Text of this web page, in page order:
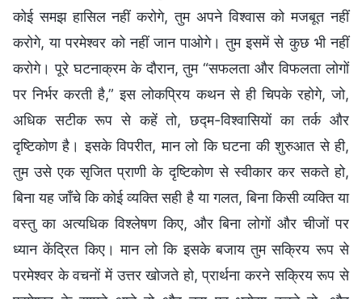
कोई समझ हासिल नहीं करोगे, तुम अपने विश्वास को मजबूत नहीं
करोगे, या परमेश्वर को नहीं जान पाओगे। तुम इसमें से कुछ भी नहीं
करोगे। पूरे घटनाक्रम के दौरान, तुम “सफलता और विफलता लोगों
पर निर्भर करती है,” इस लोकप्रिय कथन से ही चिपके रहोगे, जो,
अधिक सटीक रूप से कहें तो, छद्म-विश्वासियों का तर्क और
दृष्टिकोण है। इसके विपरीत, मान लो कि घटना की शुरुआत से ही,
तुम उसे एक सृजित प्राणी के दृष्टिकोण से स्वीकार कर सकते हो,
बिना यह जाँचे कि कोई व्यक्ति सही है या गलत, बिना किसी व्यक्ति या
वस्तु का अत्यधिक विश्लेषण किए, और बिना लोगों और चीजों पर
ध्यान केंद्रित किए। मान लो कि इसके बजाय तुम सक्रिय रूप से
परमेश्वर के वचनों में उत्तर खोजते हो, प्रार्थना करने सक्रिय रूप से